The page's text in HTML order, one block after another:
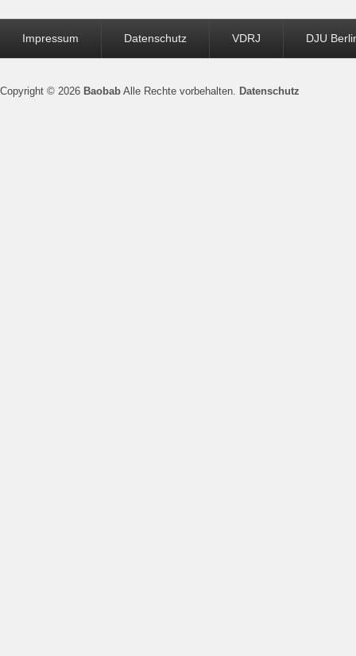
MenüImpressum Datenschutz VDRJ DJU
Copyright © 2026 Baobab Alle Rechte vorbehalten. Datenschutz